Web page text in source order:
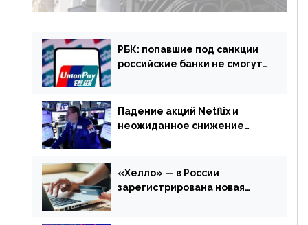
РБК: попавшие под санкции
российские банки не смогут
Падение акций Netflix и
неожиданное снижение
апреля
«Хелло» — в России
зарегистрирована новая